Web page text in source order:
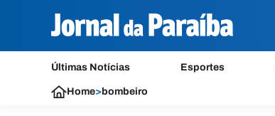
Últimas Notícias Esportes
Home> bombeiro